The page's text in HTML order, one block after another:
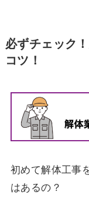
必ずチェック
コツ！
初めて解体工事
はあるの？